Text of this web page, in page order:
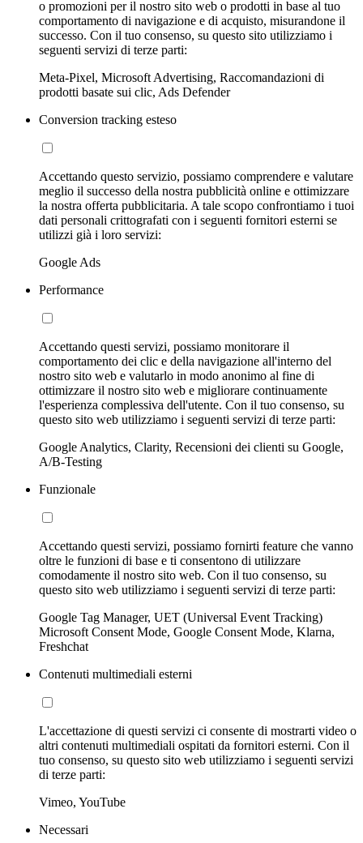
o promozioni per il nostro sito web o prodotti in base al tuo
comportamento di navigazione e di acquisto, misurandone il
successo. Con il tuo consenso, su questo sito utilizziamo i
seguenti servizi di terze parti:
Meta-Pixel, Microsoft Advertising, Raccomandazioni di
prodotti basate sui clic, Ads Defender
Conversion tracking esteso
Accettando questo servizio, possiamo comprendere e valutare
meglio il successo della nostra pubblicità online e ottimizzare
la nostra offerta pubblicitaria. A tale scopo confrontiamo i tuoi
dati personali crittografati con i seguenti fornitori esterni se
utilizzi già i loro servizi:
Google Ads
Performance
Accettando questi servizi, possiamo monitorare il
comportamento dei clic e della navigazione all'interno del
nostro sito web e valutarlo in modo anonimo al fine di
ottimizzare il nostro sito web e migliorare continuamente
l'esperienza complessiva dell'utente. Con il tuo consenso, su
questo sito web utilizziamo i seguenti servizi di terze parti:
Google Analytics, Clarity, Recensioni dei clienti su Google,
A/B-Testing
Funzionale
Accettando questi servizi, possiamo fornirti feature che vanno
oltre le funzioni di base e ti consentono di utilizzare
comodamente il nostro sito web. Con il tuo consenso, su
questo sito web utilizziamo i seguenti servizi di terze parti:
Google Tag Manager, UET (Universal Event Tracking)
Microsoft Consent Mode, Google Consent Mode, Klarna,
Freshchat
Contenuti multimediali esterni
L'accettazione di questi servizi ci consente di mostrarti video o
altri contenuti multimediali ospitati da fornitori esterni. Con il
tuo consenso, su questo sito web utilizziamo i seguenti servizi
di terze parti:
Vimeo, YouTube
Necessari